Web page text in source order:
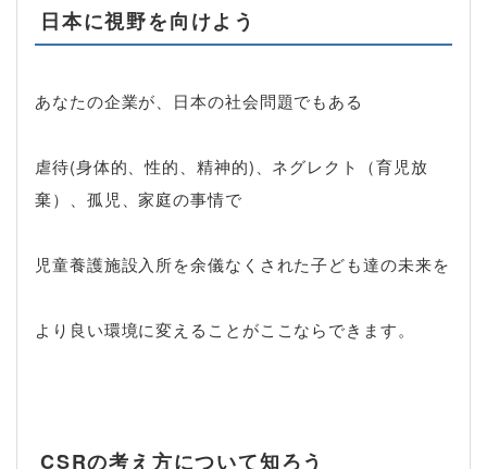
日本に視野を向けよう
あなたの企業が、日本の社会問題でもある
虐待(身体的、性的、精神的)、ネグレクト（育児放
棄）、孤児、家庭の事情で
児童養護施設入所を余儀なくされた子ども達の未来を
より良い環境に変えることがここならできます。
CSRの考え方について知ろう